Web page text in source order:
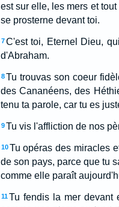
est sur elle, les mers et
se prosterne devant toi.
7 C'est toi, Eternel Dieu,
d'Abraham.
8 Tu trouvas son coeur
des Cananéens, des
tenu ta parole, car tu es
9 Tu vis l'affliction de nos
10 Tu opéras des miracles
de son pays, parce que tu
comme elle paraît
11 Tu fendis la mer devant